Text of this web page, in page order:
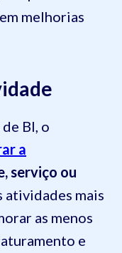
melhorias
BI, o
a
serviço ou
atividades mais
as menos
e